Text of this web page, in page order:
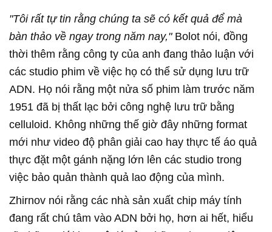
"Tôi rất tự tin rằng chúng ta sẽ có kết quả để mà
bàn thảo về ngay trong năm nay,"Bolot nói, đồng
thời thêm rằng công ty của anh đang thảo luận với
các studio phim về việc họ có thể sử dụng lưu trữ
ADN. Họ nói rằng một nửa số phim làm trước năm
1951 đã bị thất lạc bởi công nghệ lưu trữ bằng
celluloid. Không những thế giờ đây những format
mới như video độ phân giải cao hay thực tế áo quả
thực đặt một gánh nặng lớn lên các studio trong
việc bảo quản thành quả lao động của mình.
Zhirnov nói rằng các nhà sản xuất chip máy tính
đang rất chú tâm vào ADN bởi họ, hơn ai hết, hiểu